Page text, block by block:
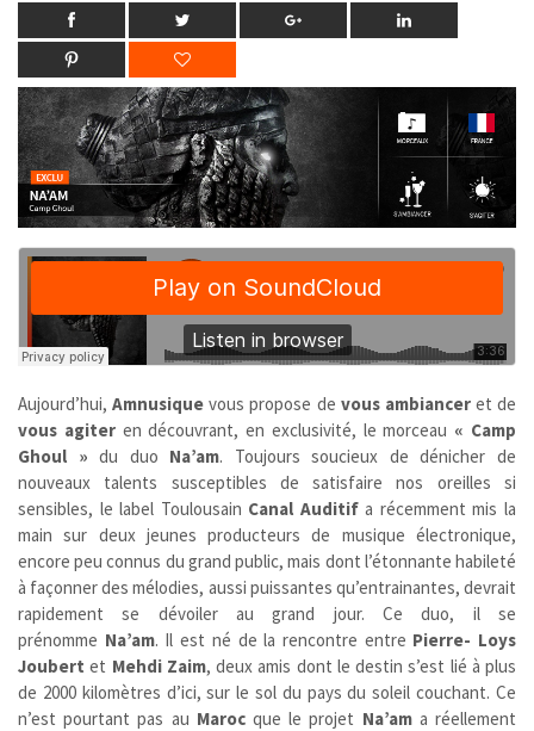
Aujourd’hui,Amnusique vous propose de vous ambianceret de
vous agiteren découvrant, en exclusivité, le morceau « Camp
Ghoul » du duo Na’am. Toujours soucieux de dénicher de
nouveaux talents susceptibles de satisfaire nos oreilles si
sensibles, le label Toulousain Canal Auditifa récemment mis la
main sur deux jeunes producteurs de musique électronique,
encore peu connus du grand public, mais dont l’étonnante habileté
à façonner des mélodies, aussi puissantes qu’entrainantes, devrait
rapidement se dévoiler au grand jour. Ce duo, il se
prénomme Na’am. Il est né de la rencontre entre Pierre- Loys
Joubert et Mehdi Zaim, deux amis dont le destin s’est lié à plus
de 2000 kilomètres d’ici, sur le sol du pays du soleil couchant. Ce
n’est pourtant pas au Marocque le projet Na’ama réellement